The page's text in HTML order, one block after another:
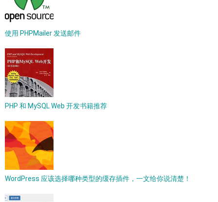
使用 PHPMailer 发送邮件
PHP 和 MySQL Web 开发书籍推荐
WordPress 应该选择哪种类型的缓存插件，一文给你说清楚！